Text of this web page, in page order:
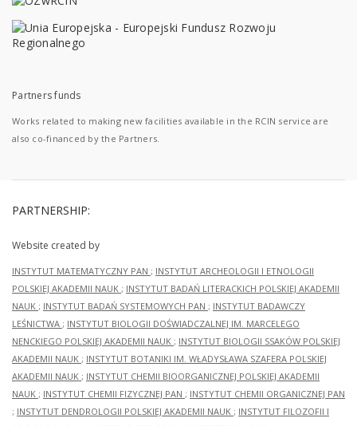
Partners funds
Works related to making new facilities available in the RCIN service are
also co-financed by the Partners.
PARTNERSHIP:
Website created by
INSTYTUT MATEMATYCZNY PAN ; INSTYTUT ARCHEOLOGII I ETNOLOGII
POLSKIEJ AKADEMII NAUK ; INSTYTUT BADAŃ LITERACKICH POLSKIEJ AKADEMII
NAUK ; INSTYTUT BADAŃ SYSTEMOWYCH PAN ; INSTYTUT BADAWCZY
LEŚNICTWA ; INSTYTUT BIOLOGII DOŚWIADCZALNEJ IM. MARCELEGO
NENCKIEGO POLSKIEJ AKADEMII NAUK ; INSTYTUT BIOLOGII SSAKÓW POLSKIEJ
AKADEMII NAUK ; INSTYTUT BOTANIKI IM. WŁADYSŁAWA SZAFERA POLSKIEJ
AKADEMII NAUK ; INSTYTUT CHEMII BIOORGANICZNEJ POLSKIEJ AKADEMII
NAUK ; INSTYTUT CHEMII FIZYCZNEJ PAN ; INSTYTUT CHEMII ORGANICZNEJ PAN
; INSTYTUT DENDROLOGII POLSKIEJ AKADEMII NAUK ; INSTYTUT FILOZOFII I